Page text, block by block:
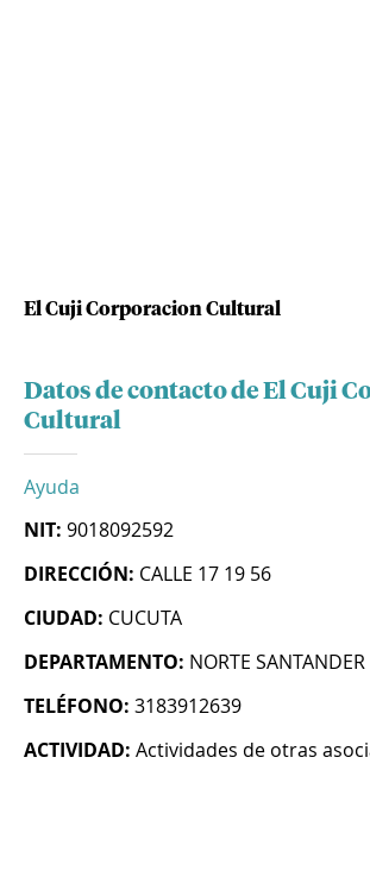
El Cuji Corporacion Cultural
Datos de contacto de El Cuji
Cultural
Ayuda
NIT: 9018092592
DIRECCIÓN: CALLE 17 19 56
CIUDAD: CUCUTA
DEPARTAMENTO: NORTE SANTANDER
TELÉFONO: 3183912639
ACTIVIDAD: Actividades de otras